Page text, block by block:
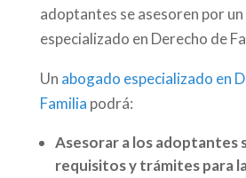
adoptantes se asesoren por
especializado en Derecho de
Un abogado especializado en
Familia podrá:
Asesorar a los adoptantes
requisitos y trámites para